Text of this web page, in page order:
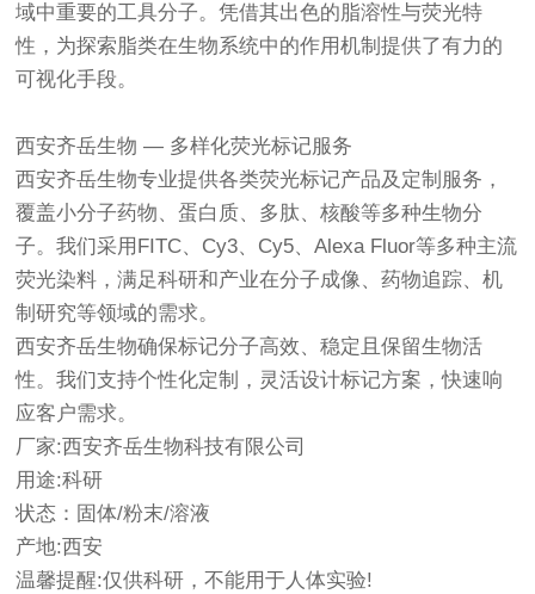
域中重要的工具分子。凭借其出色的脂溶性与荧光特
性，为探索脂类在生物系统中的作用机制提供了有力的
可视化手段。
西安齐岳生物 — 多样化荧光标记服务
西安齐岳生物专业提供各类荧光标记产品及定制服务，
覆盖小分子药物、蛋白质、多肽、核酸等多种生物分
子。我们采用FITC、Cy3、Cy5、Alexa Fluor等多种主流
荧光染料，满足科研和产业在分子成像、药物追踪、机
制研究等领域的需求。
西安齐岳生物确保标记分子高效、稳定且保留生物活
性。我们支持个性化定制，灵活设计标记方案，快速响
应客户需求。
厂家:西安齐岳生物科技有限公司
用途:科研
状态：固体/粉末/溶液
产地:西安
温馨提醒:仅供科研，不能用于人体实验!